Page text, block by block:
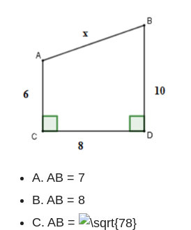
A. AB = 7
B. AB = 8
C. AB =